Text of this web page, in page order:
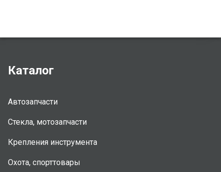
Каталог
Автозапчасти
Стекла, мотозапчасти
Крепления инструмента
Охота, спорттовары